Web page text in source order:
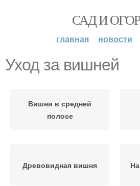
САД И
главная новости
Уход за вишней
Вишни в средней
полосе
Древовидная вишня